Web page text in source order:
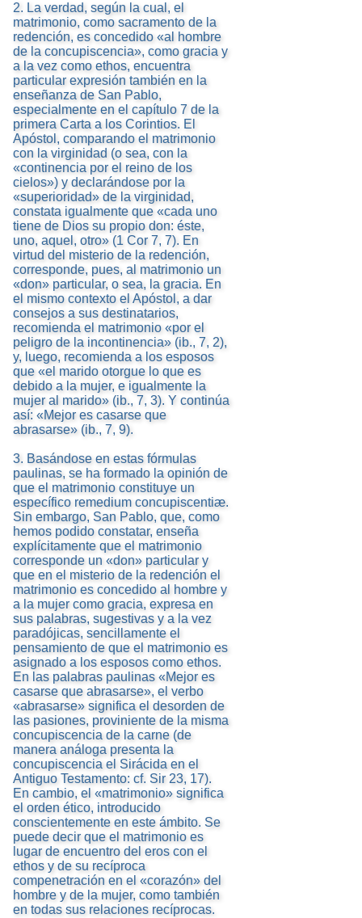
2. La verdad, según la cual, el
matrimonio, como sacramento de la
redención, es concedido «al hombre
de la concupiscencia», como gracia y
a la vez como ethos, encuentra
particular expresión también en la
enseñanza de San Pablo,
especialmente en el capítulo 7 de la
primera Carta a los Corintios. El
Apóstol, comparando el matrimonio
con la virginidad (o sea, con la
«continencia por el reino de los
cielos») y declarándose por la
«superioridad» de la virginidad,
constata igualmente que «cada uno
tiene de Dios su propio don: éste,
uno, aquel, otro» (1 Cor 7, 7). En
virtud del misterio de la redención,
corresponde, pues, al matrimonio un
«don» particular, o sea, la gracia. En
el mismo contexto el Apóstol, a dar
consejos a sus destinatarios,
recomienda el matrimonio «por el
peligro de la incontinencia» (ib., 7, 2),
y, luego, recomienda a los esposos
que «el marido otorgue lo que es
debido a la mujer, e igualmente la
mujer al marido» (ib., 7, 3). Y continúa
así: «Mejor es casarse que
abrasarse» (ib., 7, 9).
3. Basándose en estas fórmulas
paulinas, se ha formado la opinión de
que el matrimonio constituye un
específico remedium concupiscentiæ.
Sin embargo, San Pablo, que, como
hemos podido constatar, enseña
explícitamente que el matrimonio
corresponde un «don» particular y
que en el misterio de la redención el
matrimonio es concedido al hombre y
a la mujer como gracia, expresa en
sus palabras, sugestivas y a la vez
paradójicas, sencillamente el
pensamiento de que el matrimonio es
asignado a los esposos como ethos.
En las palabras paulinas «Mejor es
casarse que abrasarse», el verbo
«abrasarse» significa el desorden de
las pasiones, proviniente de la misma
concupiscencia de la carne (de
manera análoga presenta la
concupiscencia el Sirácida en el
Antiguo Testamento: cf. Sir 23, 17).
En cambio, el «matrimonio» significa
el orden ético, introducido
conscientemente en este ámbito. Se
puede decir que el matrimonio es
lugar de encuentro del eros con el
ethos y de su recíproca
compenetración en el «corazón» del
hombre y de la mujer, como también
en todas sus relaciones recíprocas.